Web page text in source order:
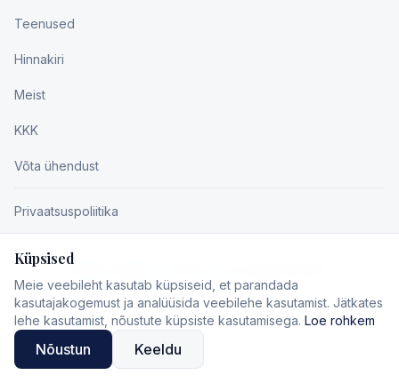
Teenused
Hinnakiri
Meist
KKK
Võta ühendust
Privaatsuspoliitika
Küpsised
Meie veebileht kasutab küpsiseid, et parandada
kasutajakogemust ja analüüsida veebilehe kasutamist. Jätkates
lehe kasutamist, nõustute küpsiste kasutamisega. Loe rohkem
Nõustun Keeldu